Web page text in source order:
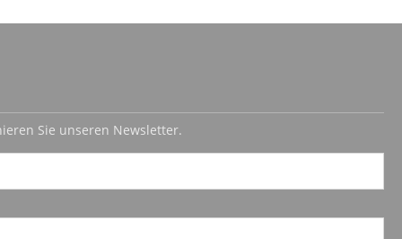
Sie unseren Newsletter.